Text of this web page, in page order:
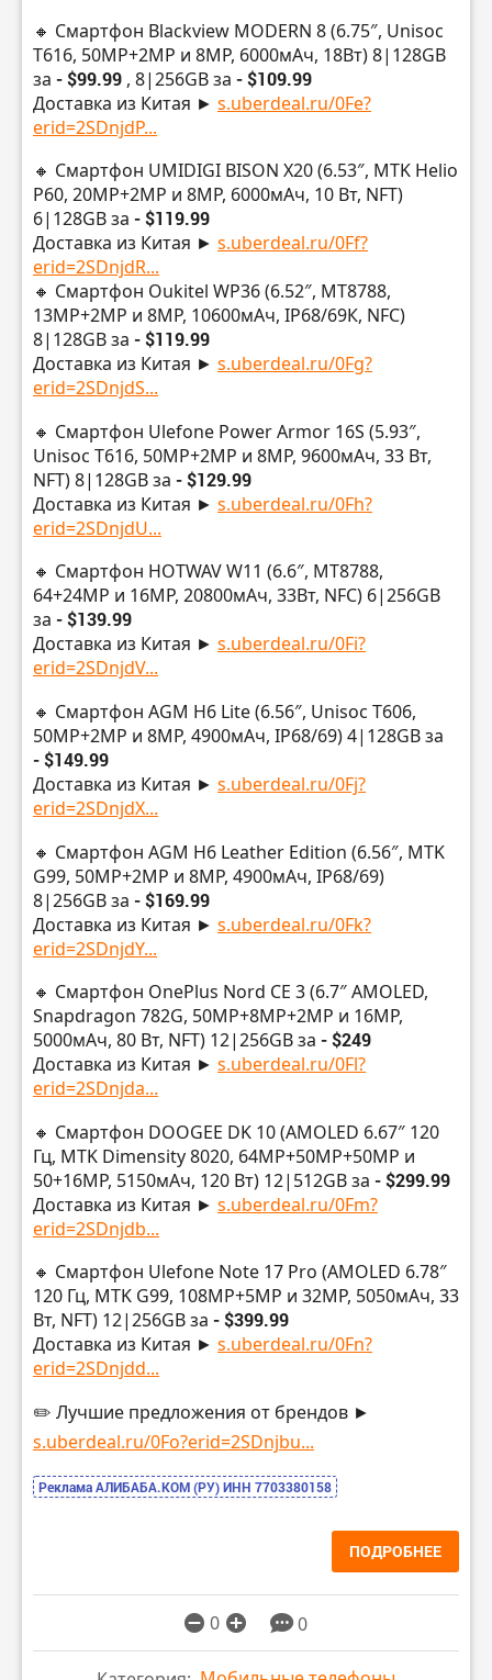
🔸 Смартфон Blackview MODERN 8 (6.75″, Unisoc
T616, 50МР+2МР и 8MP, 6000мАч, 18Вт) 8|128GB
за - $99.99 , 8|256GB за - $109.99
Доставка из Китая ► s.uberdeal.ru/0Fe?
erid=2SDnjdP...
🔸 Смартфон UMIDIGI BISON X20 (6.53″, MTK Helio
P60, 20МР+2МР и 8MP, 6000мАч, 10 Вт, NFT)
6|128GB за - $119.99
Доставка из Китая ► s.uberdeal.ru/0Ff?
erid=2SDnjdR...
🔸 Смартфон Oukitel WP36 (6.52″, MT8788,
13МР+2МР и 8MP, 10600мАч, IP68/69К, NFC)
8|128GB за - $119.99
Доставка из Китая ► s.uberdeal.ru/0Fg?
erid=2SDnjdS...
🔸 Смартфон Ulefone Power Armor 16S (5.93″,
Unisoc T616, 50МР+2МР и 8MP, 9600мАч, 33 Вт,
NFT) 8|128GB за - $129.99
Доставка из Китая ► s.uberdeal.ru/0Fh?
erid=2SDnjdU...
🔸 Смартфон HOTWAV W11 (6.6″, MT8788,
64+24МР и 16MP, 20800мАч, 33Вт, NFC) 6|256GB
за - $139.99
Доставка из Китая ► s.uberdeal.ru/0Fi?
erid=2SDnjdV...
🔸 Смартфон AGM H6 Lite (6.56″, Unisoc T606,
50МР+2МР и 8MP, 4900мАч, IP68/69) 4|128GB за
- $149.99
Доставка из Китая ► s.uberdeal.ru/0Fj?
erid=2SDnjdX...
🔸 Смартфон AGM H6 Leather Edition (6.56″, MTK
G99, 50МР+2МР и 8MP, 4900мАч, IP68/69)
8|256GB за - $169.99
Доставка из Китая ► s.uberdeal.ru/0Fk?
erid=2SDnjdY...
🔸 Смартфон OnePlus Nord CE 3 (6.7″ AMOLED,
Snapdragon 782G, 50МР+8MP+2МР и 16MP,
5000мАч, 80 Вт, NFT) 12|256GB за - $249
Доставка из Китая ► s.uberdeal.ru/0Fl?
erid=2SDnjda...
🔸 Смартфон DOOGEE DK 10 (AMOLED 6.67″ 120
Гц, MTK Dimensity 8020, 64МР+50МР+50МР и
50+16MP, 5150мАч, 120 Вт) 12|512GB за - $299.99
Доставка из Китая ► s.uberdeal.ru/0Fm?
erid=2SDnjdb...
🔸 Смартфон Ulefone Note 17 Pro (AMOLED 6.78″
120 Гц, MTK G99, 108МР+5МР и 32MP, 5050мАч, 33
Вт, NFT) 12|256GB за - $399.99
Доставка из Китая ► s.uberdeal.ru/0Fn?
erid=2SDnjdd...
✏️ Лучшие предложения от брендов ►
s.uberdeal.ru/0Fo?erid=2SDnjbu...
Реклама АЛИБАБА.КОМ (РУ) ИНН 7703380158
ПОДРОБНЕЕ
0 0